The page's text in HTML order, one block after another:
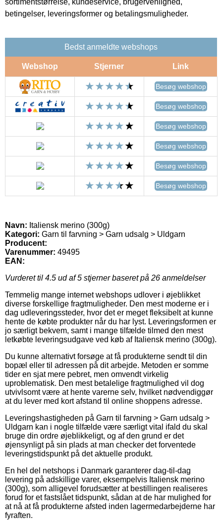
betingelser, leveringsformer og betalingsmuligheder.
Bedst anmeldte webshops
Webshop Stjerner Link
Besøg webshop
Besøg webshop
Besøg webshop
Besøg webshop
Besøg webshop
Besøg webshop
Navn: Italiensk merino (300g)
Kategori: Garn til farvning > Garn udsalg > Uldgarn
Producent:
Varenummer: 49495
EAN:
Vurderet til 4.5 ud af 5 stjerner baseret på 26 anmeldelser
Temmelig mange internet webshops udlover i øjeblikket
diverse forskellige fragtmuligheder. Den mest moderne er i
dag udleveringssteder, hvor det er meget fleksibelt at kunne
hente de købte produkter når du har lyst. Leveringsformen er
jo særligt bekvem, samt i mange tilfælde tilmed den mest
letkøbte leveringsudgave ved køb af Italiensk merino (300g).
Du kunne alternativt forsøge at få produkterne sendt til din
bopæl eller til adressen på dit arbejde. Metoden er somme
tider en sjat mere pebret, men omvendt virkelig
uproblematisk. Den mest betalelige fragtmulighed vil dog
utvivlsomt være at hente varerne selv, hvilket nødvendiggør
at du lever med kort afstand til online shoppens adresse.
Leveringshastigheden på Garn til farvning > Garn udsalg >
Uldgarn kan i nogle tilfælde være særligt vital ifald du skal
bruge din ordre øjeblikkeligt, og af den grund er det
øjensynligt på sin plads at man checker det forventede
leveringstidspunkt på det aktuelle produkt.
En hel del netshops i Danmark garanterer dag-til-dag
levering på adskillige varer, eksempelvis Italiensk merino
(300g), som alligevel forudsætter at bestillingen realiseres
forud for et fastslået tidspunkt, sådan at de har mulighed for
at nå at få produkterne afsted inden lagermedarbejderne har
fyraften.